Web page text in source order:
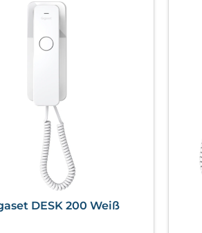
DESK 200 Weiß